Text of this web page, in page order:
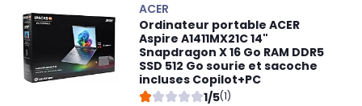
ACER
Ordinateur portable ACER
Aspire A1411MX21C 14"
Snapdragon X 16 Go RAM DDR5
SSD 512 Go sourie et sacoche
incluses Copilot+PC
1/5(1)